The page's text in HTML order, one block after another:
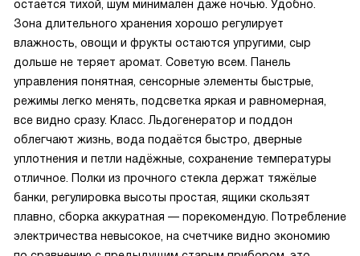
остаётся тихой, шум минимален даже ночью. Удобно.
Зона длительного хранения хорошо регулирует
влажность, овощи и фрукты остаются упругими, сыр
дольше не теряет аромат. Советую всем. Панель
управления понятная, сенсорные элементы быстрые,
режимы легко менять, подсветка яркая и равномерная,
все видно сразу. Класс. Льдогенератор и поддон
облегчают жизнь, вода подаётся быстро, дверные
уплотнения и петли надёжные, сохранение температуры
отличное. Полки из прочного стекла держат тяжёлые
банки, регулировка высоты простая, ящики скользят
плавно, сборка аккуратная — порекомендую. Потребление
электричества невысокое, на счетчике видно экономию